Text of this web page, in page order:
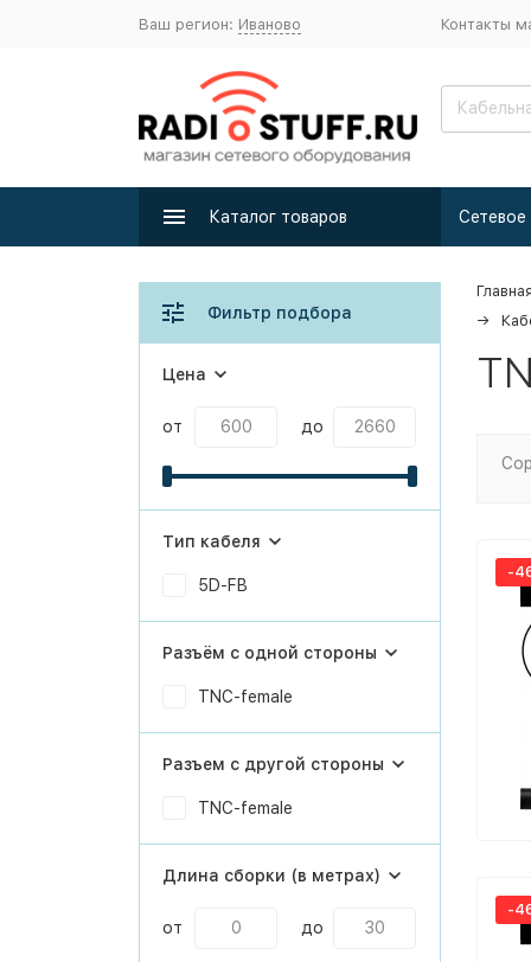
Ваш регион: Иваново Контакты
Каталог товаров
-
-
Фильтр подбора
Цена
от до
Тип кабеля
5D-FB
Разъём с одной стороны
TNC-female
Разъем с другой стороны
TNC-female
Длина сборки (в метрах)
от до